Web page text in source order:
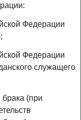
Федерации
Федерации
служащего
брака (при